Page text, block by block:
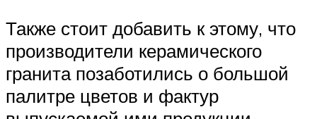
Также стоит добавить к этому, что
производители керамического
гранита позаботились о большой
палитре цветов и фактур